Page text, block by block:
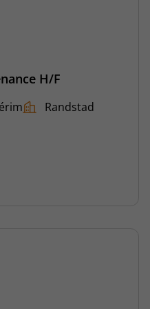
H/F
Randstad